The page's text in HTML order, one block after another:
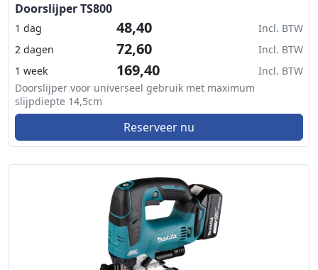
Doorslijper TS800
1 dag 48,40
Incl. BTW
2 dagen
72,60
Incl. BTW
1 week
169,40
Incl. BTW
Doorslijper voor universeel gebruik met maximum
slijpdiepte 14,5cm
Reserveer nu